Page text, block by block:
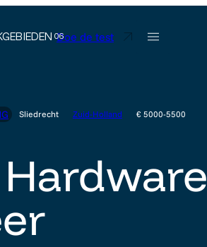
Doe de test
Sliedrecht Zuid-Holland € 5000-5500